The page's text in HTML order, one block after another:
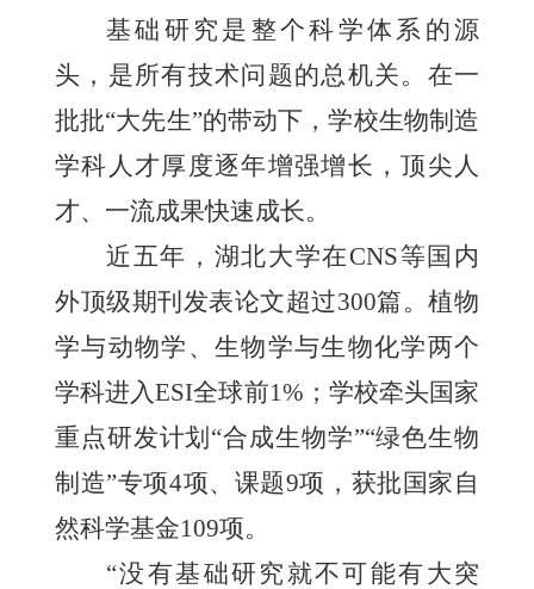
基础研究是整个科学体系的源
头，是所有技术问题的总机关。在一
批批“大先生”的带动下，学校生物制造
学科人才厚度逐年增强增长，顶尖人
才、一流成果快速成长。
近五年，湖北大学在CNS等国内
外顶级期刊发表论文超过300篇。植物
学与动物学、生物学与生物化学两个
学科进入ESI全球前1%；学校牵头国家
重点研发计划“合成生物学”“绿色生物
制造”专项4项、课题9项，获批国家自
然科学基金109项。
“没有基础研究就不可能有大突